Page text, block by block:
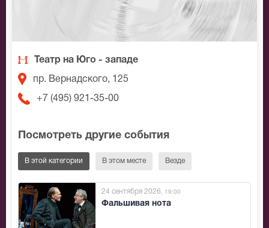
Театр на Юго - западе
пр. Вернадского, 125
+7 (495) 921-35-00
Посмотреть другие события
В этой категории В этом месте Везде
Фальшивая нота
24 сентября 2026 , 19:00